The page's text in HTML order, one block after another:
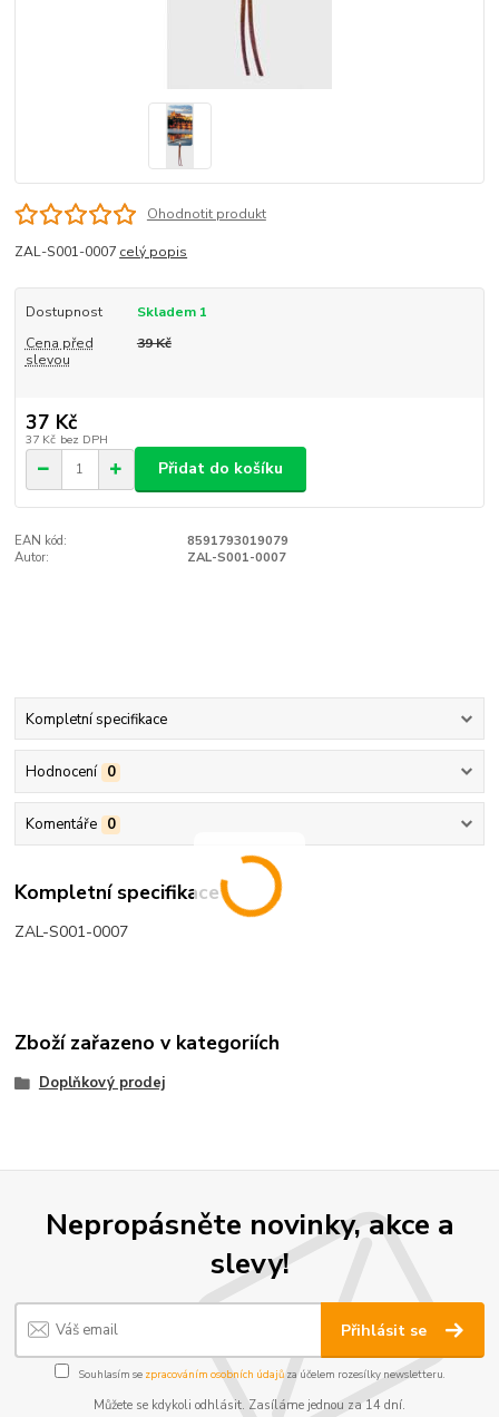
Ohodnotit produkt
ZAL-S001-0007 celý popis
Dostupnost
Skladem 1
Cena před
slevou
39 Kč
37 Kč
37 Kč bez DPH
Přidat do košíku
EAN kód:
8591793019079
Autor:
ZAL-S001-0007
Kompletní specifikace
Hodnocení 0
Komentáře 0
Kompletní specifikace
ZAL-S001-0007
Zboží zařazeno v kategoriích
Doplňkový prodej
Nepropásněte novinky, akce a
slevy!
Přihlásit se
Souhlasím se zpracováním osobních údajůza účelem rozesílky newsletteru.
Můžete se kdykoli odhlásit. Zasíláme jednou za 14 dní.